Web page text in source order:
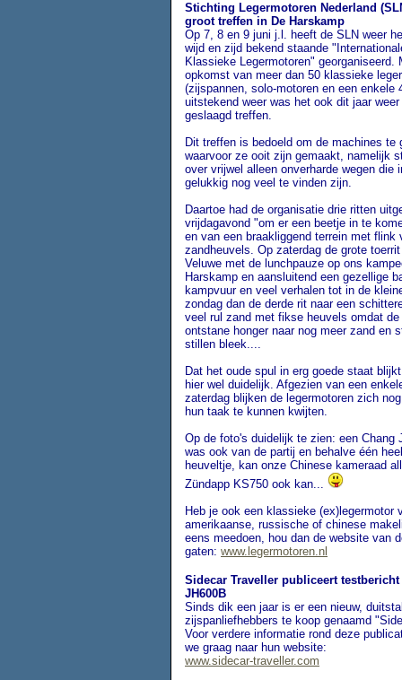
Stichting Legermotoren Nederland
groot treffen in De Harskamp
Op 7, 8 en 9 juni j.l. heeft de SLN weer
wijd en zijd bekend staande
Klassieke Legermotoren" georganiseerd.
opkomst van meer dan 50 klassieke
(zijspannen, solo-motoren en een enkele
uitstekend weer was het ook dit jaar weer
geslaagd treffen.
Dit treffen is bedoeld om de machines te
waarvoor ze ooit zijn gemaakt, namelijk
over vrijwel alleen onverharde wegen die
gelukkig nog veel te vinden zijn.
Daartoe had de organisatie drie ritten
vrijdagavond "om er een beetje in te
en van een braakliggend terrein met flink
zandheuvels. Op zaterdag de grote
Veluwe met de lunchpauze op ons
Harskamp en aansluitend een gezellige
kampvuur en veel verhalen tot in de
zondag dan de derde rit naar een
veel rul zand met fikse heuvels omdat
ontstane honger naar nog meer zand en
stillen bleek....
Dat het oude spul in erg goede staat
hier wel duidelijk. Afgezien van een
zaterdag blijken de legermotoren zich
hun taak te kunnen kwijten.
Op de foto's duidelijk te zien: een Chang
was ook van de partij en behalve één
heuveltje, kan onze Chinese kameraad
Zündapp KS750 ook kan...
Heb je ook een klassieke (ex)legermotor
amerikaanse, russische of chinese
eens meedoen, hou dan de website van
gaten: www.legermotoren.nl
Sidecar Traveller publiceert
JH600B
Sinds dik een jaar is er een nieuw,
zijspanliefhebbers te koop genaamd
Voor verdere informatie rond deze
we graag naar hun website:
www.sidecar-traveller.com